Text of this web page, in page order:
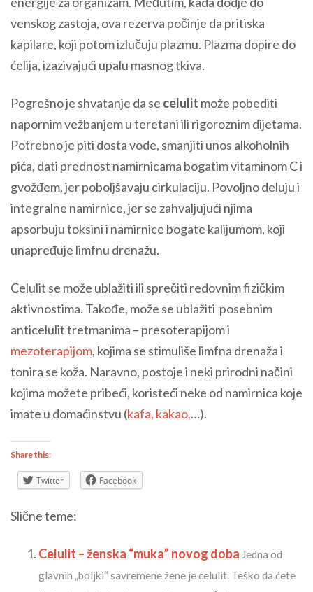
venskog zastoja, ova rezerva počinje da pritiska
kapilare, koji potom izlučuju plazmu. Plazma dopire do
ćelija, izazivajući upalu masnog tkiva.
Pogrešno je shvatanje da se celulit može pobediti
napornim vežbanjem u teretani ili rigoroznim dijetama.
Potrebno je piti dosta vode, smanjiti unos alkoholnih
pića, dati prednost namirnicama bogatim vitaminom C i
gvožđem, jer poboljšavaju cirkulaciju. Povoljno deluju i
integralne namirnice, jer se zahvaljujući njima
apsorbuju toksini i namirnice bogate kalijumom, koji
unapređuje limfnu drenažu.
Celulit se može ublažiti ili sprečiti redovnim fizičkim
aktivnostima. Takođe, može se ublažiti posebnim
anticelulit tretmanima – presoterapijom i
mezoterapijom, kojima se stimuliše limfna drenaža i
tonira se koža. Naravno, postoje i neki prirodni načini
kojima možete pribeći, koristeći neke od namirnica koje
imate u domaćinstvu (kafa, kakao,…).
Share this:
Twitter Facebook
Slične teme:
Celulit – ženska “muka” novog doba Jedna od
glavnih „boljki“ savremene žene je celulit. Teško da ćete